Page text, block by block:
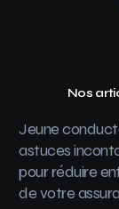
Nos
Jeune
astuces
pour réduire
de votre